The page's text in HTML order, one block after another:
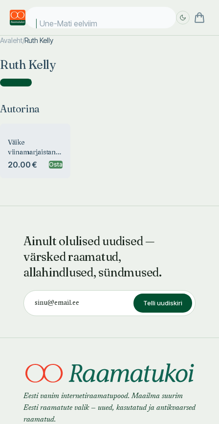
Une-Mati eelviima
Avaleht/Ruth Kelly
Ruth Kelly
Autorina )
Autorina
Väike
viinamarjaistandus
Provence´is
20.00 € Osta
Ainult olulised uudised —
värsked raamatud,
allahindlused, sündmused.
Telli uudiskiri
Eesti vanim internetiraamatupood. Maailma suurim
Eesti raamatute valik — uued, kasutatud ja antikvaarsed
raamatud.